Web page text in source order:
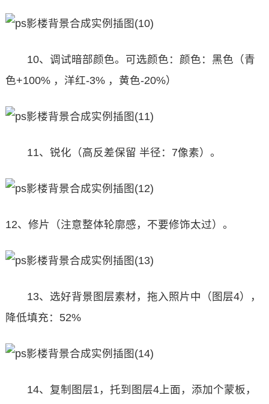
10、调试暗部颜色。可选颜色：颜色：黑色（青
色+100% ，洋红-3% ，黄色-20%）
11、锐化（高反差保留 半径：7像素）。
12、修片（注意整体轮廓感，不要修饰太过）。
13、选好背景图层素材，拖入照片中（图层4），
降低填充：52%
14、复制图层1，托到图层4上面，添加个蒙板，